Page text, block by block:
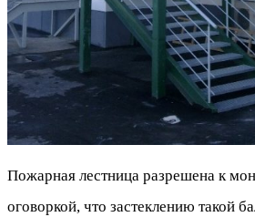
Пожарная лестница разрешена к
оговоркой, что застеклению такой